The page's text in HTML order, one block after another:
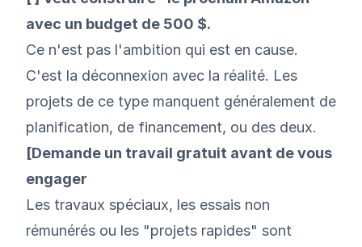
avec un budget de 500 $.
Ce n'est pas l'ambition qui est en cause.
C'est la déconnexion avec la réalité. Les
projets de ce type manquent généralement de
planification, de financement, ou des deux.
[Demande un travail gratuit avant de vous
engager
Les travaux spéciaux, les essais non
rémunérés ou les "projets rapides" sont